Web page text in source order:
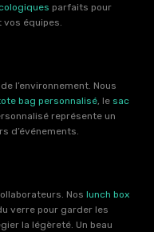
parfaits pour
équipes.
l’environnement. Nous
bag personnalisé, le sac
représente un
d’événements.
Nos lunch box
verre pour garder les
la légèreté. Un beau